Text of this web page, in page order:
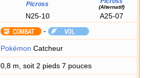
Picross (Alternatif)
N25-10
A25-07
-
Pokémon Catcheur
0,8 m, soit 2 pieds 7 pouces